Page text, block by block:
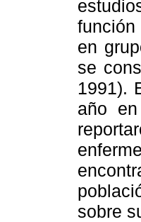
en
se
1991).
año
sobre